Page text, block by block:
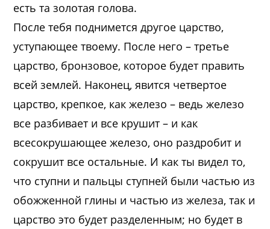
есть та золотая голова.
После тебя поднимется другое царство,
уступающее твоему. После него – третье
царство, бронзовое, которое будет править
всей землей. Наконец, явится четвертое
царство, крепкое, как железо – ведь железо
все разбивает и все крушит – и как
всесокрушающее железо, оно раздробит и
сокрушит все остальные. И как ты видел то,
что ступни и пальцы ступней были частью из
обожженной глины и частью из железа, так и
царство это будет разделенным; но будет в